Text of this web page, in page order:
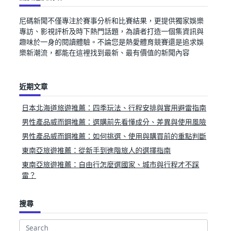
尼碼新聞不僅專注於賽事分析和比賽結果，更提供獨家娛樂
專訪、影視評析及時下熱門話題，為讀者打造一個集資訊與
趣味於一身的閱讀體驗。不論您是熱愛體育競賽還是追求娛
樂新潮流，都能在這裡找到最新、最有價值的新聞內容
近期文章
日本北海道旅遊推薦：四季玩法、行程安排與實用避雷指南
男性產品威而鋼推薦：選購前先看懂成分、差異與使用風險
男性產品威而鋼推薦：如何挑選、使用與購買前的重點判斷
東南亞旅遊推薦：從新手到進階旅人的選擇指南
東南亞旅遊推薦：自由行怎麼選國家、城市與行程才不踩
雷？
搜尋